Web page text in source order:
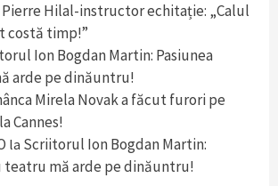
Pierre Hilal-instructor echitație: „Calul
costă timp!”
Ion Bogdan Martin: Pasiunea
arde pe dinăuntru!
Mirela Novak a făcut furori pe
Cannes!
la Scriitorul Ion Bogdan Martin:
teatru mă arde pe dinăuntru!